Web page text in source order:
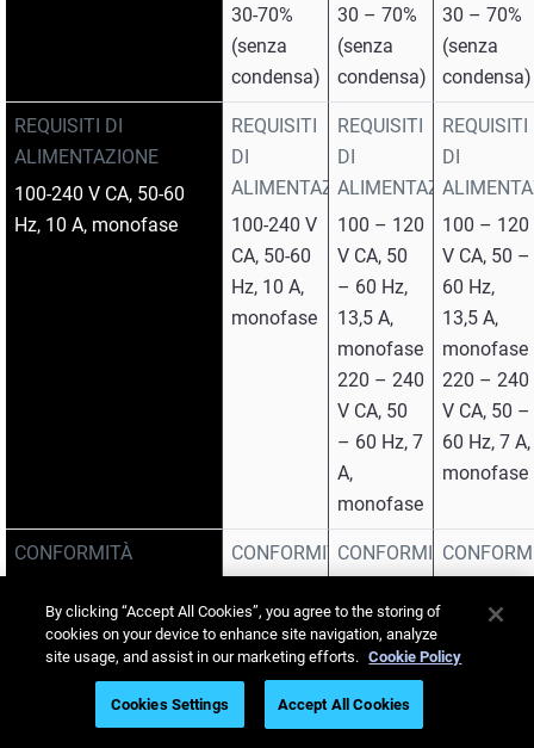
REQUISITI DI
ALIMENTAZIONE
100-240 V CA, 50-60
Hz, 10 A, monofase
CONFORMITÀ
CE, FCC, EAC, cTUVus,
CB, RCM
30-70%
(senza
condensa)
REQUISITI
DI
ALIMENTAZIONE
100-240 V
CA, 50-60
Hz, 10 A,
monofase
CONFORMITÀ
CE, FCC,
EAC,
cTUVus,
CB, RCM
30 – 70%
(senza
condensa)
REQUISITI
DI
ALIMENTAZIONE
100 – 120
V CA, 50
– 60 Hz,
13,5 A,
monofase
220 – 240
V CA, 50
– 60 Hz, 7
A,
monofase
CONFORMITÀ
CE, FCC,
EAC, RCM,
R-NZ2
30 – 70%
(senza
condensa)
REQUISITI
DI
100 – 120
V CA, 50 –
60 Hz,
13,5 A,
monofase
220 – 240
V CA, 50 –
60 Hz, 7 A,
monofase
CE, FCC,
EAC, RCM,
By clicking “Accept All Cookies”, you agree to the storing of
cookies on your device to enhance site navigation, analyze
site usage, and assist in our marketing efforts. Cookie Policy
Cookies Settings Accept All Cookies